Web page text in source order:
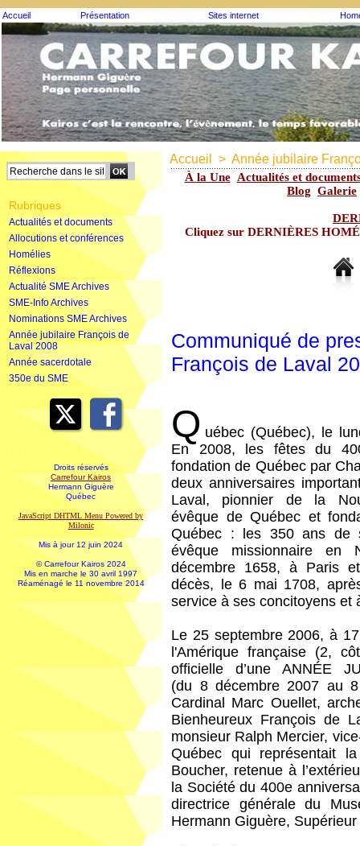
Accueil Présentation Sites internet
Rubriques
Actualités et documents
Allocutions et conférences
Homélies
Réflexions
Actualité SME Archives
SME-Info Archives
Nominations SME Archives
Année jubilaire François de
Laval 2008
Année sacerdotale
350e du SME
Droits réservés
Carrefour Kairos
Hermann Giguère
Québec
JavaScript DHTML Menu Powered by
Milonic
Mis à jour 12 juin 2024
© Carrefour Kairos 2024
Mis en marche le 30 avril 1997
Réaménagé le 11 novembre 2014
Accueil > Année jubilaire
À la Une Actualités et
Blog Galerie
Cliquez sur DERNIÈRES
Communiqué de
François de Laval
Q uébec (Québec), le
En 2008, les fêtes du
fondation de Québec par
deux anniversaires
Laval, pionnier de la
évêque de Québec et
Québec : les 350 ans de
évêque missionnaire en
décembre 1658, à Paris
décès, le 6 mai 1708,
service à ses concitoyens et
Le 25 septembre 2006, à
l'Amérique française (2,
officielle d’une ANNÉE
(du 8 décembre 2007 au
Cardinal Marc Ouellet,
Bienheureux François de
monsieur Ralph Mercier,
Québec qui représentait
Boucher, retenue à
la Société du 400e
directrice générale du
Hermann Giguère,